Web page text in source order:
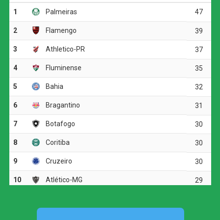
por pelo menos dois gols de diferença.
O Botafogo continua na sétima posição, com 30 pontos,
mas ainda pode perder posições dependendo dos outros
resultados da rodada.
O jogo
O Botafogo começou o clássico ocupando mais o campo
de ataque, mas encontrou dificuldades diante da
marcação tricolor. A primeira boa chance apareceu aos 19
minutos, quando Arthur Cabral recebeu na entrada da
área, passou pela marcação e finalizou rasteiro. Fábio
defendeu.
O Fluminense respondeu com chutes de longa distância.
finalização forte.